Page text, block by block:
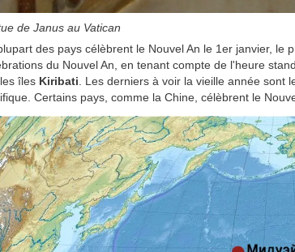
de Janus au Vatican
des pays célèbrent le Nouvel An le 1er janvier, le
du Nouvel An, en tenant compte de l'heure
îles Kiribati . Les derniers à voir la vieille année sont
Certains pays, comme la Chine, célèbrent le